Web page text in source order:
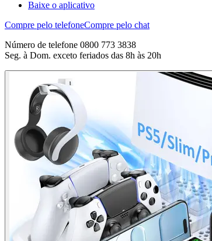
Baixe o aplicativo
Compre pelo telefoneCompre pelo chat
Número de telefone 0800 773 3838
Seg. à Dom. exceto feriados das 8h às 20h